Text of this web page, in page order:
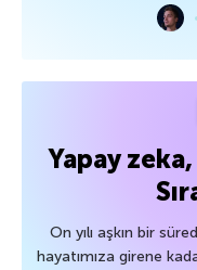
Yapay
On yılı aşkın bir
hayatımıza girene